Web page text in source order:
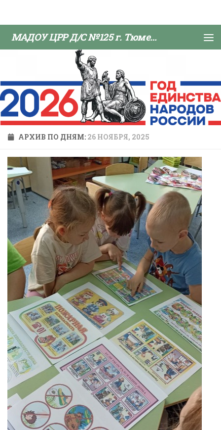
МАДОУ ЦРР Д/С №125 г. Тюмени
АРХИВ ПО ДНЯМ: 26 НОЯБРЯ, 2025